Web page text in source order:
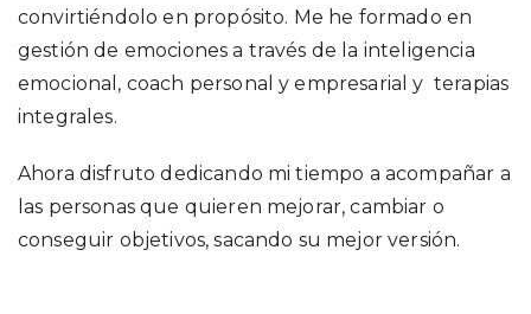
convirtiéndolo en propósito. Me he formado en
gestión de emociones a través de la inteligencia
emocional, coach personal y empresarial y terapias
integrales.
Ahora disfruto dedicando mi tiempo a acompañar a
las personas que quieren mejorar, cambiar o
conseguir objetivos, sacando su mejor versión.